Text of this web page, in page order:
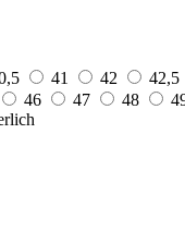
41 42 42,5
46 47 48